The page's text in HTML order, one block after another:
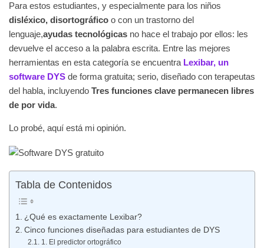
Para estos estudiantes, y especialmente para los niños
disléxico, disortográfico o con un trastorno del
lenguaje,ayudas tecnológicas no hace el trabajo por ellos: les
devuelve el acceso a la palabra escrita. Entre las mejores
herramientas en esta categoría se encuentra Lexibar, un
software DYS de forma gratuita; serio, diseñado con terapeutas
del habla, incluyendo Tres funciones clave permanecen libres
de por vida.
Lo probé, aquí está mi opinión.
Tabla de Contenidos
¿Qué es exactamente Lexibar?
Cinco funciones diseñadas para estudiantes de DYS
1. El predictor ortográfico